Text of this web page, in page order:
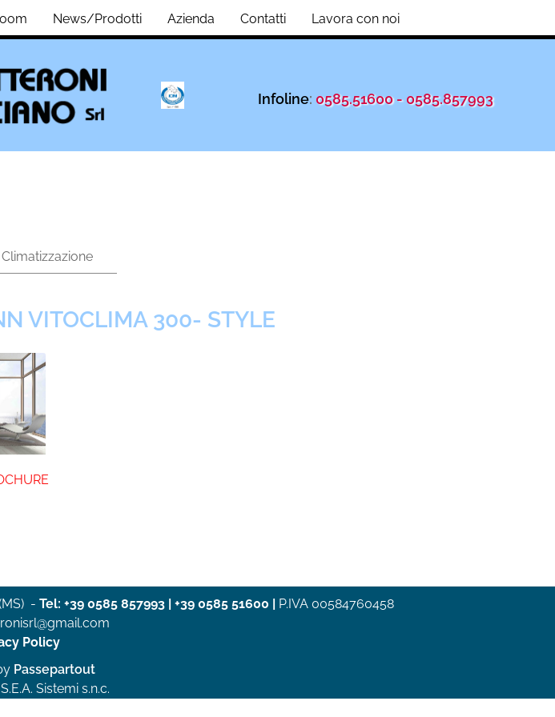
News/Prodotti Azienda Contatti Lavora con noi
Infoline: 0585.51600 - 0585.857993
Climatizzazione
VITOCLIMA 300- STYLE
- Tel: +39 0585 857993 +39 0585 51600
P.IVA 00584760458
Policy
Passepartout
Sistemi s.n.c.